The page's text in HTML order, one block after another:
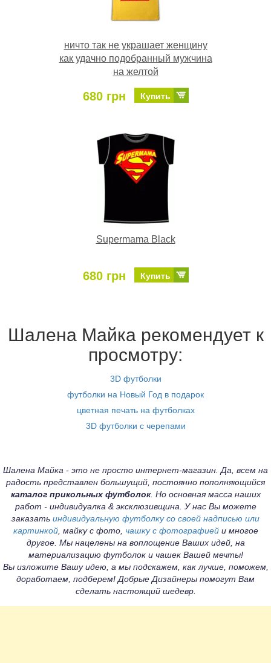
ничто так не украшает женщину
как удачно подобранный мужчина
на желтой
680 грн Купить
Supermama Black
680 грн Купить
Шалена Майка рекомендует к
просмотру:
3D футболки
футболки на Новый Год в подарок
цветная печать на футболках
3D футболки с черепами
Шалена Майка - это не просто интернет-магазин. Да, всем на
радость представлен большущий, постоянно пополняющийся
каталог прикольных футболок. Но основная масса наших
работ - индивидуалка & эксклюзивщина. У нас Вы можете
заказать индивидуальную футболку со своей надписью или
картинкой, майку с фото, чашку с фотографиейи многое
другое. Мы нацелены на воплощение Ваших идей, на
материализацию футболок и чашек Вашей мечты!
Вы изложите Вашу идею, а мы подскажем, как лучше, поможем,
доработаем, подберем! Добрые Дизайнеры помогут Вам
сделать настоящий шедевр.